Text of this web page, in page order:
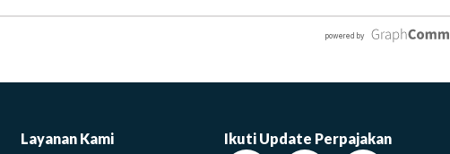
Layanan Kami
Ikuti Update Perpajakan